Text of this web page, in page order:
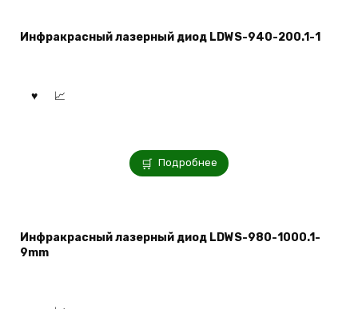
Инфракрасный лазерный диод LDWS-940-200.1-1
Подробнее
Инфракрасный лазерный диод LDWS-980-1000.1-
9mm